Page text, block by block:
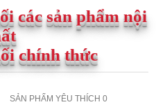
các sản phẩm nội
chính thức
SẢN PHẨM YÊU THÍCH 0